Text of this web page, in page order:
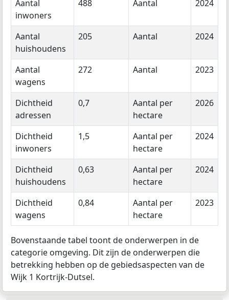
Aantal
inwoners
488 Aantal 2024
Aantal
huishoudens
205 Aantal 2024
Aantal
wagens
272 Aantal 2023
Dichtheid
adressen
0,7
Aantal per
hectare
2026
Dichtheid
inwoners
1,5
Aantal per
hectare
2024
Dichtheid
huishoudens
0,63
Aantal per
hectare
2024
Dichtheid
wagens
0,84
Aantal per
hectare
2023
Bovenstaande tabel toont de onderwerpen in de
categorie omgeving. Dit zijn de onderwerpen die
betrekking hebben op de gebiedsaspecten van de
Wijk 1 Kortrijk-Dutsel.